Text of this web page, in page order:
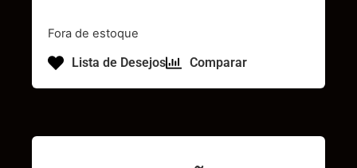
Fora de estoque
Lista de Desejos Comparar